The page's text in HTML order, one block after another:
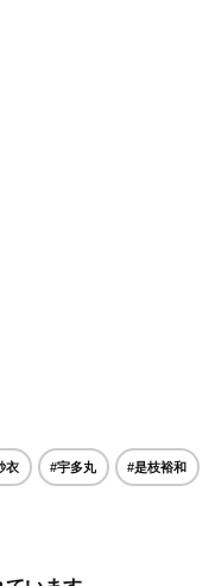
衣 #宇多丸 #是枝裕和